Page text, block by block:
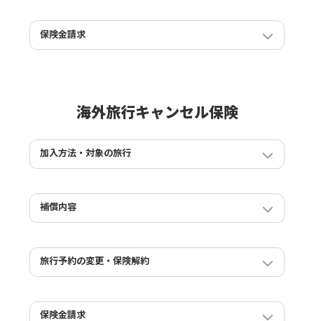
レンタカーやパークチケット、アクティビティなどのオ
１つの旅行で予約が複数あるのでまとめて加入します。
が加入できますか？
「旅行開始日が同一の旅行情報を補償対象とする保険契
でました。どうしたらよいでしょうか？
「通院」を理由にキャンセルした場合の補償を詳しく教
えてください
をキャンセルした場合も補償されますか？
台風を原因としたキャンセルは補償の対象となります
交通事情で宿泊施設に行けなかった場合のキャンセル料
は、補償されますか？
どんなイベントの中止でも補償されますか？
宿泊予約を一度キャンセルして、新たに別の宿泊先で予
約を取り直した場合には保険はどうなりますか？
同行者が変更になる場合はどうしたらよいですか？
旅行に行くのをやめたので保険を解約したいのですが、
保険料は払い戻しされますか？
保険金請求
保険金請求の流れを教えてください。
保険金の請求は、いつまでに行えば大丈夫ですか？
海外旅行キャンセル保険
加入方法・対象の旅行
加入できる期間を教えてください。
誰を契約者（保険申込者）として加入すればよいです
か？ ※夫婦や友人との旅行の場合
1つの旅行で予約が複数ある場合の申込方法について教
複数の旅行予約の内、未確定の予約がある場合の申込み
方法について教えてください
補償内容
補償対象となる場合とならない場合の具体的な例を教え
旅行予約者本人だけでなく、同行者に生じたキャンセル
事由も補償の対象になりますか？
宿泊日の直前に風邪を引き熱が下がりません。通院はし
ていないのですが、キャンセルした場合、補償されます
旅行予約の変更・保険解約
解約はいつまで可能ですか？
旅行に行くのをやめたので保険を解約したいのですが、
保険料は払い戻しされますか？
保険金請求